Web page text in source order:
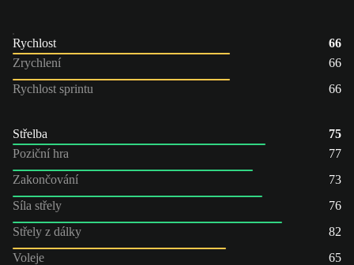
Rychlost
66
Zrychlení
66
Rychlost sprintu
66
Střelba
75
Poziční hra
77
Zakončování
73
Síla střely
76
Střely z dálky
82
Voleje
65